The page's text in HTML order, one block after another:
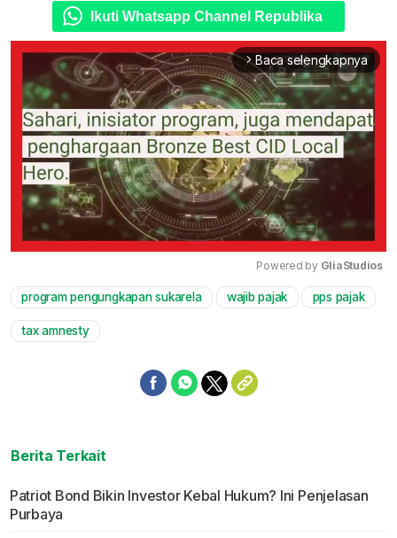
Ikuti Whatsapp Channel Republika
arrow_forward_ios Baca selengkapnya
Mute
Powered by GliaStudios
program pengungkapan sukarela wajib pajak pps pajak
tax amnesty
Berita Terkait
Patriot Bond Bikin Investor Kebal Hukum? Ini Penjelasan
Purbaya